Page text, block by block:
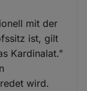
mit der
ist, gilt
Kardinalat."
wird.